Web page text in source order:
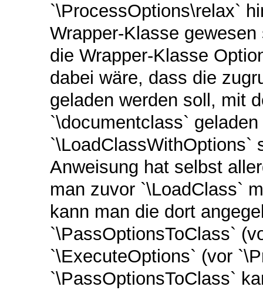
`\ProcessOptions\relax`
Wrapper-Klasse
die Wrapper-Klasse
dabei wäre, dass die
geladen werden soll, mit
`\documentclass`
`\LoadClassWithOptions`
Anweisung hat selbst
man zuvor `\LoadClass`
kann man die dort
`\PassOptionsToClass`
`\ExecuteOptions` (vor
`\PassOptionsToClass`